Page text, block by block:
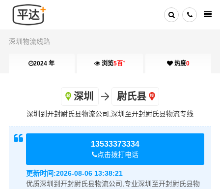
深圳物流线路
2024 年 浏览5百+ 热度0
深圳 尉氏县
深圳到开封尉氏县物流公司,深圳至开封尉氏县物流专线
13533373334
点击拨打电话
更新时间:2026-08-06 13:38:21
优质深圳到开封尉氏县物流公司,专业深圳至开封尉氏县物